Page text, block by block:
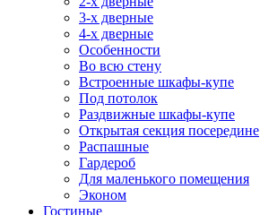
3-х дверные
4-х дверные
Особенности
Во всю стену
Встроенные шкафы-купе
Под потолок
Раздвижные шкафы-купе
Открытая секция посередине
Распашные
Гардероб
Для маленького помещения
Эконом
Гостиные